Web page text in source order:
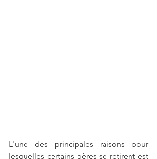
L'une des principales raisons pour
lesquelles certains pères se retirent est